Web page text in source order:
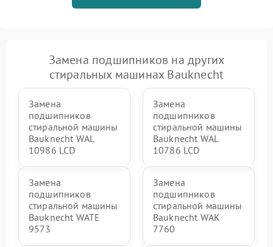
Замена подшипников на других
стиральных машинах Bauknecht
Замена
подшипников
стиральной машины
Bauknecht WAL
10986 LCD
Замена
подшипников
стиральной машины
Bauknecht WAL
10786 LCD
Замена
подшипников
стиральной машины
Bauknecht WATE
9573
Замена
подшипников
стиральной машины
Bauknecht WAK
7760